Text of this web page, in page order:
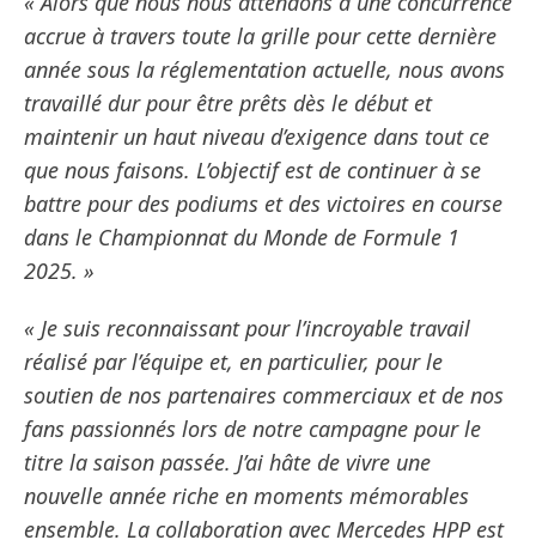
accrue à travers toute la grille pour cette dernière
année sous la réglementation actuelle, nous avons
travaillé dur pour être prêts dès le début et
maintenir un haut niveau d’exigence dans tout ce
que nous faisons. L’objectif est de continuer à se
battre pour des podiums et des victoires en course
dans le Championnat du Monde de Formule 1
2025. »
« Je suis reconnaissant pour l’incroyable travail
réalisé par l’équipe et, en particulier, pour le
soutien de nos partenaires commerciaux et de nos
fans passionnés lors de notre campagne pour le
titre la saison passée. J’ai hâte de vivre une
nouvelle année riche en moments mémorables
ensemble. La collaboration avec Mercedes HPP est